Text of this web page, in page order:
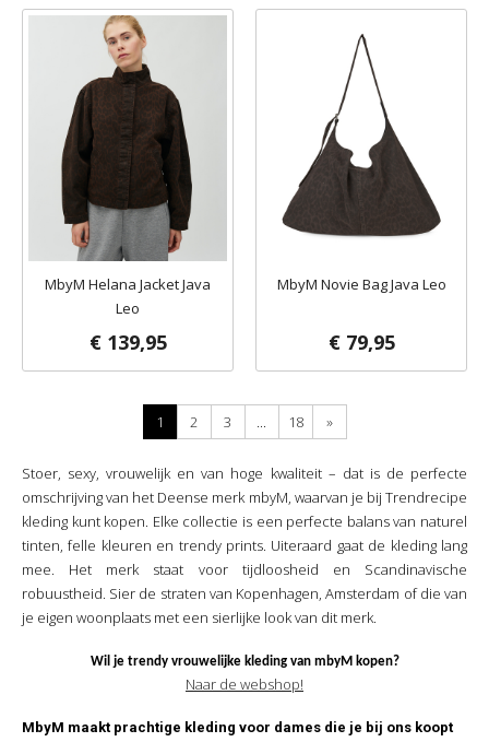
MbyM Helana Jacket Java
Leo
€ 139,95
MbyM Novie Bag Java Leo
€ 79,95
1 2 3 ... 18 »
Stoer, sexy, vrouwelijk en van hoge kwaliteit – dat is de perfecte
omschrijving van het Deense merk mbyM, waarvan je bij Trendrecipe
kleding kunt kopen. Elke collectie is een perfecte balans van naturel
tinten, felle kleuren en trendy prints. Uiteraard gaat de kleding lang
mee. Het merk staat voor tijdloosheid en Scandinavische
robuustheid. Sier de straten van Kopenhagen, Amsterdam of die van
je eigen woonplaats met een sierlijke look van dit merk.
Wil je trendy vrouwelijke kleding van mbyM kopen?
Naar de webshop!
MbyM maakt prachtige kleding voor dames die je bij ons koopt